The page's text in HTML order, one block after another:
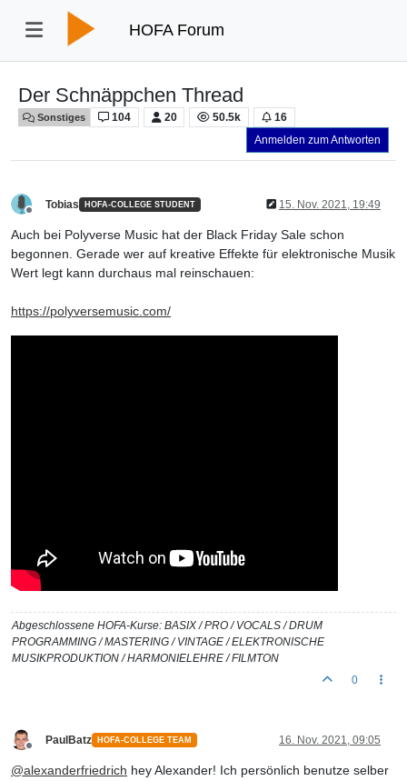
HOFA Forum
Der Schnäppchen Thread
Sonstiges 104 20 50.5k
16
Anmelden zum Antworten
Tobias HOFA-COLLEGE STUDENT 15. Nov. 2021, 19:49
Auch bei Polyverse Music hat der Black Friday Sale schon
begonnen. Gerade wer auf kreative Effekte für elektronische Musik
Wert legt kann durchaus mal reinschauen:
https://polyversemusic.com/
Abgeschlossene HOFA-Kurse: BASIX / PRO / VOCALS / DRUM
PROGRAMMING / MASTERING / VINTAGE / ELEKTRONISCHE
MUSIKPRODUKTION / HARMONIELEHRE / FILMTON
0
PaulBatz HOFA-COLLEGE TEAM 16. Nov. 2021, 09:05
@alexanderfriedrich hey Alexander! Ich persönlich benutze selber